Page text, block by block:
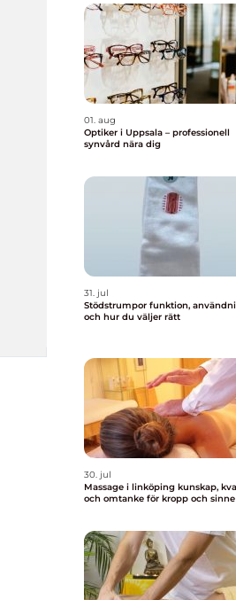
01. aug
Optiker i Uppsala – professionell
synvård nära dig
31. jul
Stödstrumpor funktion, användning
och hur du väljer rätt
30. jul
Massage i linköping kunskap, kvalitet
och omtanke för kropp och sinne